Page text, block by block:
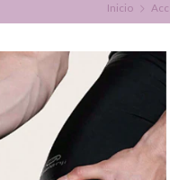
Inicio